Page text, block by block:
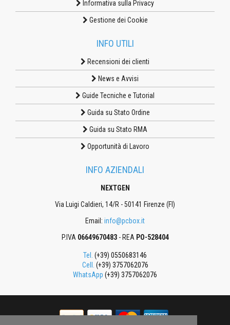
Informativa sulla Privacy
Gestione dei Cookie
INFO UTILI
Recensioni dei clienti
News e Avvisi
Guide Tecniche e Tutorial
Guida su Stato Ordine
Guida su Stato RMA
Opportunità di Lavoro
INFO AZIENDALI
NEXTGEN
Via Luigi Caldieri, 14/R - 50141 Firenze (FI)
Email: info@pcbox.it
P.IVA 06649670483- REA PO-528404
Tel. (+39) 0550683146
Cell. (+39) 3757062076
WhatsApp (+39) 3757062076